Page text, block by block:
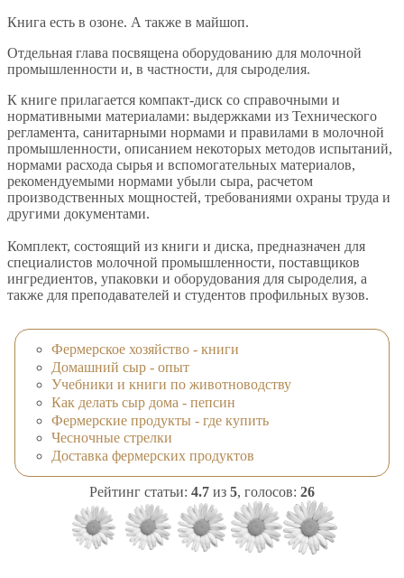
Книга есть в озоне. А также в майшоп.
Отдельная глава посвящена оборудованию для молочной
промышленности и, в частности, для сыроделия.
К книге прилагается компакт-диск со справочными и
нормативными материалами: выдержками из Технического
регламента, санитарными нормами и правилами в молочной
промышленности, описанием некоторых методов испытаний,
нормами расхода сырья и вспомогательных материалов,
рекомендуемыми нормами убыли сыра, расчетом
производственных мощностей, требованиями охраны труда и
другими документами.
Комплект, состоящий из книги и диска, предназначен для
специалистов молочной промышленности, поставщиков
ингредиентов, упаковки и оборудования для сыроделия, а
также для преподавателей и студентов профильных вузов.
Фермерское хозяйство - книги
Домашний сыр - опыт
Учебники и книги по животноводству
Как делать сыр дома - пепсин
Фермерские продукты - где купить
Чесночные стрелки
Доставка фермерских продуктов
Рейтинг статьи: 4.7 из 5, голосов: 26